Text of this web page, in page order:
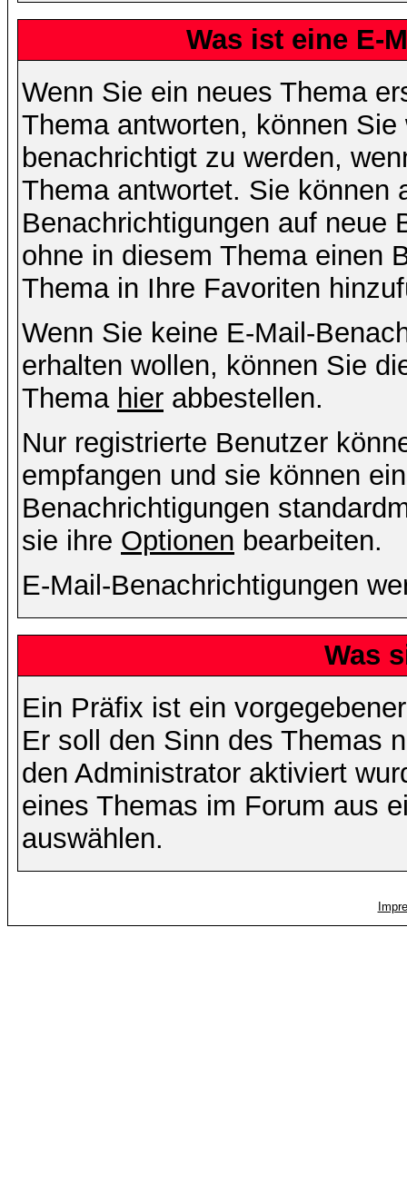
Was ist eine E-
Wenn Sie ein neues Thema
Thema antworten, können
benachrichtigt zu werden,
Thema antwortet. Sie können
Benachrichtigungen auf neue
ohne in diesem Thema einen
Thema in Ihre Favoriten
Wenn Sie keine E-Mail-
erhalten wollen, können Sie
Thema hier abbestellen.
Nur registrierte Benutzer
empfangen und sie können
Benachrichtigungen
sie ihre Optionen bearbeiten.
E-Mail-Benachrichtigungen
Was
Ein Präfix ist ein
Er soll den Sinn des Themas
den Administrator aktiviert
eines Themas im Forum aus
auswählen.